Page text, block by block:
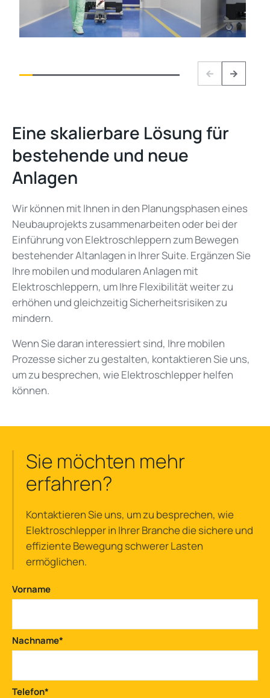
PreviousNext
Eine skalierbare Lösung für
bestehende und neue
Anlagen
Wir können mit Ihnen in den Planungsphasen eines
Neubauprojekts zusammenarbeiten oder bei der
Einführung von Elektroschleppern zum Bewegen
bestehender Altanlagen in Ihrer Suite. Ergänzen Sie
Ihre mobilen und modularen Anlagen mit
Elektroschleppern, um Ihre Flexibilität weiter zu
erhöhen und gleichzeitig Sicherheitsrisiken zu
mindern.
Wenn Sie daran interessiert sind, Ihre mobilen
Prozesse sicher zu gestalten, kontaktieren Sie uns,
um zu besprechen, wie Elektroschlepper helfen
können.
Sie möchten mehr
erfahren?
Kontaktieren Sie uns, um zu besprechen, wie
Elektroschlepper in Ihrer Branche die sichere und
effiziente Bewegung schwerer Lasten
ermöglichen.
Vorname
Nachname*
Telefon*